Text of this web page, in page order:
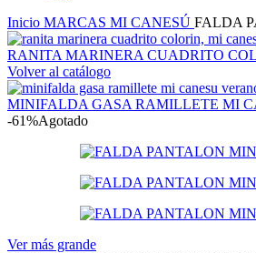
Inicio MARCAS MI CANESÚ FALDA
RANITA MARINERA CUADRITO
Volver al catálogo
MINIFALDA GASA RAMILLETE MI
-61%Agotado
Ver más grande